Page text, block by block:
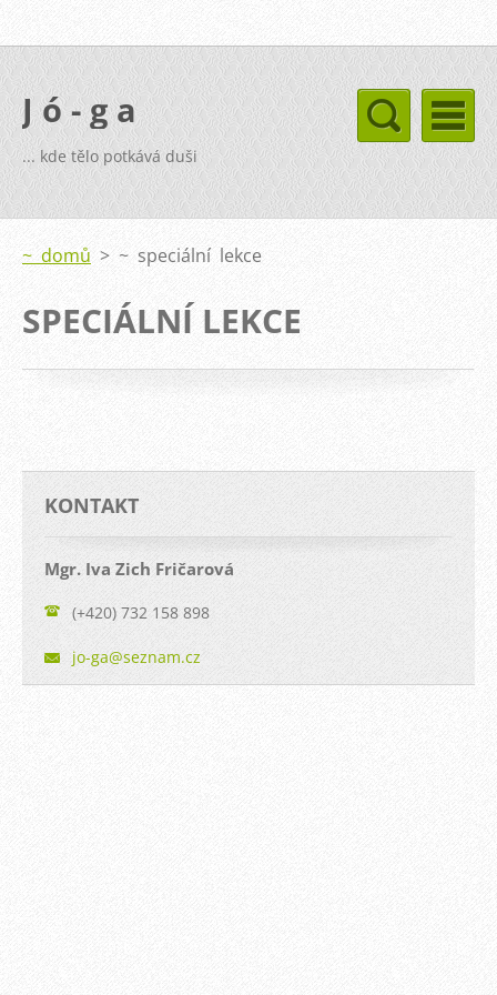
J ó - g a
... kde tělo potkává duši
~ domů > ~ speciální lekce
SPECIÁLNÍ LEKCE
KONTAKT
Mgr. Iva Zich Fričarová
(+420) 732 158 898
jo-ga@seznam.cz